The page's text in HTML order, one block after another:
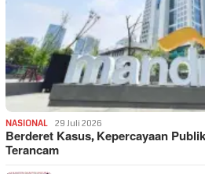
NASIONAL 29 Juli 2026
Berderet Kasus, Kepercayaan
Terancam